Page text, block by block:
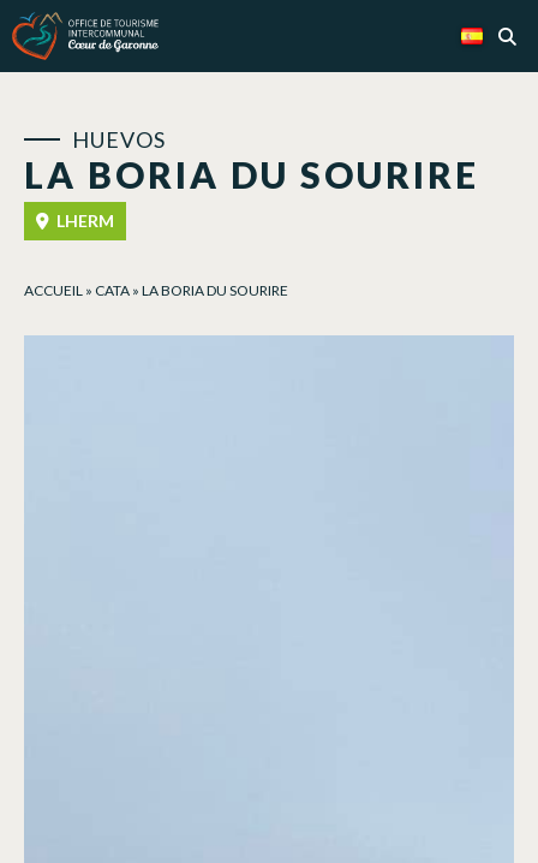
LA BORIA DU SOURIRE
HUEVOS
LHERM
ACCUEIL » CATA » LA BORIA DU SOURIRE
Panel de gestión de cookies